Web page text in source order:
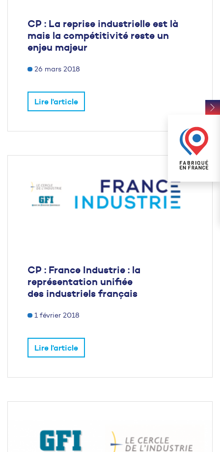
CP : La reprise industrielle est là
mais la compétitivité reste un
enjeu majeur
26 mars 2018
Lire l'article
CP : France Industrie : la
représentation unifiée
des industriels français
1 février 2018
Lire l'article